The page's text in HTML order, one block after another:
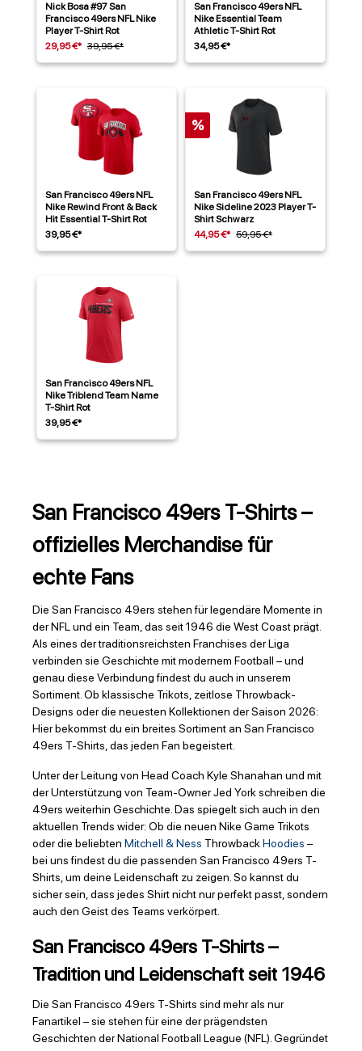
Nick Bosa #97 San
Francisco 49ers NFL Nike
Player T-Shirt Rot
29,95 €* 39,95 €*
San Francisco 49ers NFL
Nike Essential Team
Athletic T-Shirt Rot
34,95 €*
San Francisco 49ers NFL
Nike Rewind Front & Back
Hit Essential T-Shirt Rot
39,95 €*
%
San Francisco 49ers NFL
Nike Sideline 2023 Player T-
Shirt Schwarz
44,95 €* 59,95 €*
San Francisco 49ers NFL
Nike Triblend Team Name
T-Shirt Rot
39,95 €*
San Francisco 49ers T-Shirts –
offizielles Merchandise für
echte Fans
Die San Francisco 49ers stehen für legendäre Momente in
der NFL und ein Team, das seit 1946 die West Coast prägt.
Als eines der traditionsreichsten Franchises der Liga
verbinden sie Geschichte mit modernem Football – und
genau diese Verbindung findest du auch in unserem
Sortiment. Ob klassische Trikots, zeitlose Throwback-
Designs oder die neuesten Kollektionen der Saison 2026:
Hier bekommst du ein breites Sortiment an San Francisco
49ers T-Shirts, das jeden Fan begeistert.
Unter der Leitung von Head Coach Kyle Shanahan und mit
der Unterstützung von Team-Owner Jed York schreiben die
49ers weiterhin Geschichte. Das spiegelt sich auch in den
aktuellen Trends wider: Ob die neuen Nike Game Trikots
oder die beliebten Mitchell & Ness ThrowbackHoodies –
bei uns findest du die passenden San Francisco 49ers T-
Shirts, um deine Leidenschaft zu zeigen. So kannst du
sicher sein, dass jedes Shirt nicht nur perfekt passt, sondern
auch den Geist des Teams verkörpert.
San Francisco 49ers T-Shirts –
Tradition und Leidenschaft seit 1946
Die San Francisco 49ers T-Shirts sind mehr als nur
Fanartikel – sie stehen für eine der prägendsten
Geschichten der National Football League (NFL). Gegründet